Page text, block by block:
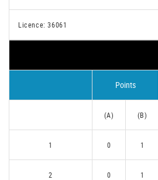
Licence: 36061
Points
(A) (B)
1 0 1
2 0 1